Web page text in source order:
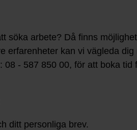
söka arbete? Då finns
erfarenheter kan vi vägleda
- 587 850 00, för att boka
ditt personliga brev.